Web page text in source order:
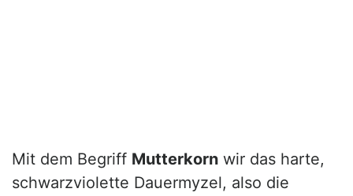
Mit dem Begriff Mutterkorn wir das harte,
schwarzviolette Dauermyzel, also die